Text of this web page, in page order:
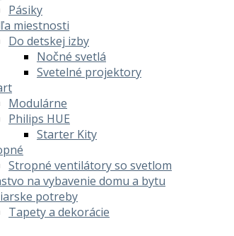
Pásiky
miestnosti
Do detskej izby
Nočné svetlá
Svetelné projektory
Modulárne
Philips HUE
Starter Kity
Stropné ventilátory so svetlom
na vybavenie domu a bytu
potreby
Tapety a dekorácie